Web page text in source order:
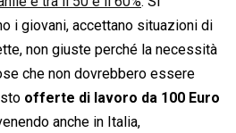
i giovani, accettano situazioni di
non giuste perché la necessità
che non dovrebbero essere
offerte di lavoro da 100 Euro
anche in Italia,